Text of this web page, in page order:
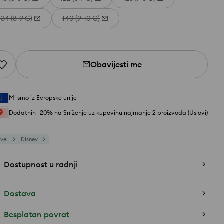
(8-9 G) 140 (9-10 G)
Obavijesti me
Mi smo iz Evropske unije
Dodatnih -20% na Sniženje uz kupovinu najmanje 2 proizvoda (Uslovi)
Disney
Dostupnost u radnji
Dostava
Besplatan povrat